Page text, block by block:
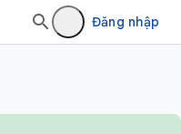
Đăng nhập